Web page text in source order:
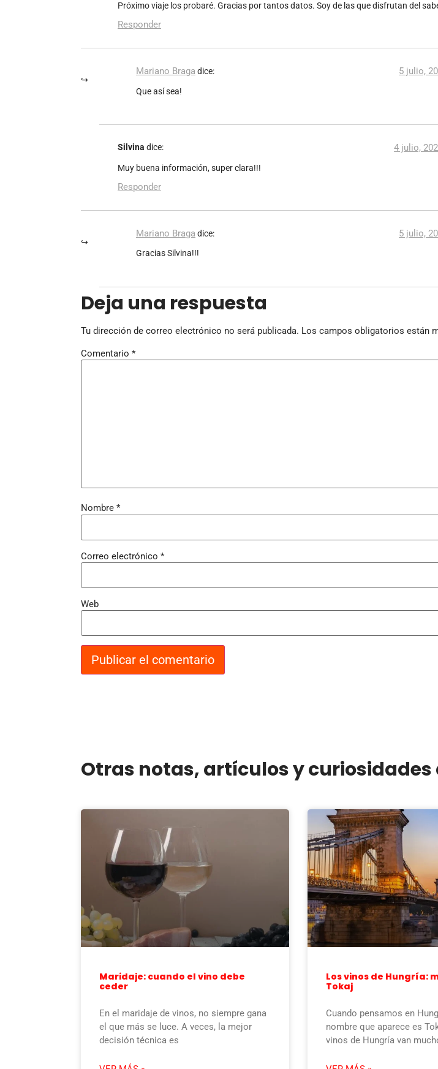
Próximo viaje los probaré. Gracias por tantos datos. Soy de las que disfrutan del
Responder
Mariano Braga dice: 5 julio,
Que así sea!
Silvina dice: 4 julio,
Muy buena información, super clara!!!
Responder
Mariano Braga dice: 5 julio,
Gracias Silvina!!!
Deja una respuesta
Tu dirección de correo electrónico no será publicada. Los campos obligatorios están
Comentario *
Nombre *
Correo electrónico *
Web
Otras notas, artículos y
Maridaje: cuando el vino debe
ceder
En el maridaje de vinos, no siempre gana
el que más se luce. A veces, la mejor
decisión técnica es
Los vinos de Hungría:
Tokaj
Cuando pensamos en
nombre que aparece es
vinos de Hungría van